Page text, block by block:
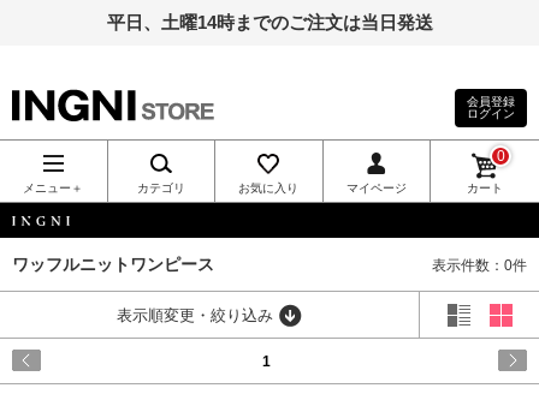
平日、土曜14時までのご注文は当日発送
INGNI（イン
グ）公式通
販｜INGNI
STORE
会員登録
ログイン
メニュー＋ カテゴリ お気に入り マイページ カート
0
ワッフルニットワンピース 表示件数：0件
表示順変更・絞り込み
1